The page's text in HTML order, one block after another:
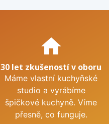
home
30 let zkušeností v oboru
Máme vlastní kuchyňské
studio a vyrábíme
špičkové kuchyně. Víme
přesně, co funguje.